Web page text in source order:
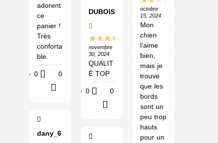
adorent
ce
panier !
Très
conforta
ble.
Utile 0 0
dany_6
DUBOIS
novembre
30, 2024
QUALIT
É TOP
Utile 0 0
octobre
15, 2024
Mon
chien
l’aime
bien,
mais je
trouve
que les
bords
sont un
peu trop
hauts
pour un